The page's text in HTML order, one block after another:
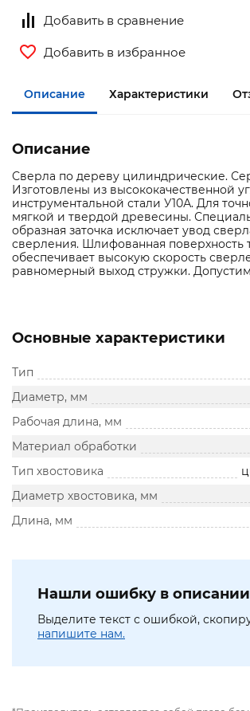
Добавить в сравнение
Добавить в избранное
Описание Характеристики
Описание
Сверла по дереву цилиндрические.
Изготовлены из высококачественной
инструментальной стали У10А. Для
мягкой и твердой древесины.
образная заточка исключает увод
сверления. Шлифованная поверхность
обеспечивает высокую скорость
равномерный выход стружки.
Основные характеристики
Тип
Диаметр, мм
Рабочая длина, мм
Материал обработки
Тип хвостовика
Диаметр хвостовика, мм
Длина, мм
Нашли ошибку в
Выделите текст с ошибкой,
напишите нам.